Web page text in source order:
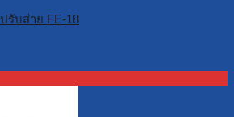
บส่าย FE-18